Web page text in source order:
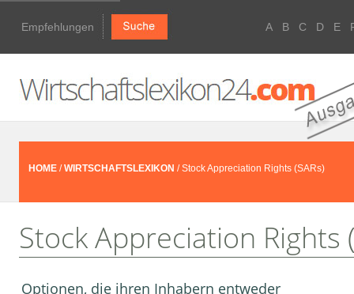
Empfehlungen A B C D E
HOME /WIRTSCHAFTSLEXIKON / Stock Appreciation Rights (SARs)
Stock Appreciation Rights
Optionen, die ihren Inhabern entweder